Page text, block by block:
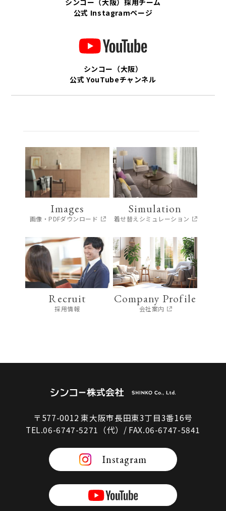
シンコー（大阪）採用チーム
公式 Instagramページ
シンコー（大阪）
公式 YouTubeチャンネル
Images
画像・PDFダウンロード
Simulation
着せ替えシミュレーション
Recruit
採用情報
Company Profile
会社案内
〒577-0012 東大阪市長田東3丁目3番16号
TEL.06-6747-5271（代）/ FAX.06-6747-5841
Instagram